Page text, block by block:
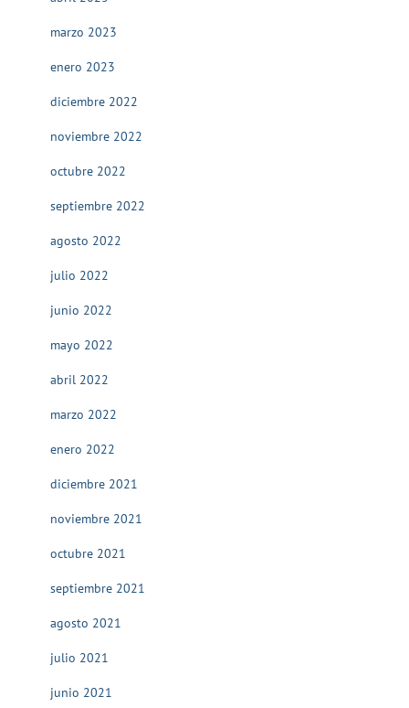
marzo 2023
enero 2023
diciembre 2022
noviembre 2022
octubre 2022
septiembre 2022
agosto 2022
julio 2022
junio 2022
mayo 2022
abril 2022
marzo 2022
enero 2022
diciembre 2021
noviembre 2021
octubre 2021
septiembre 2021
agosto 2021
julio 2021
junio 2021